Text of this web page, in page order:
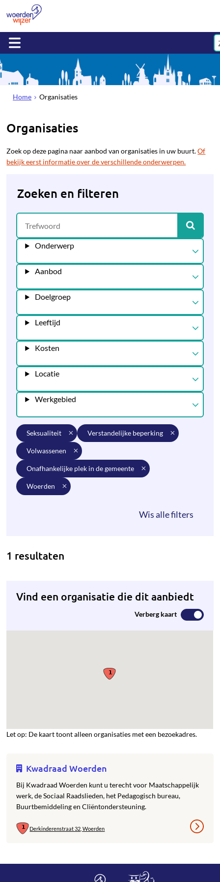
Home Organisaties
Organisaties
Zoek op deze pagina naar aanbod van organisaties in uw buurt.Of
bekijk eerst informatie over de verschillende onderwerpen.
Zoeken en filteren
Onderwerp
Aanbod
Doelgroep
Leeftijd
Kosten
Locatie
Werkgebied
seksualiteit verstandelijke beperking
volwassenen
onafhankelijke plek in de gemeente
woerden
1 resultaten
Vind een organisatie die dit aanbiedt
Verberg kaart
Let op: De kaart toont alleen organisaties met een bezoekadres.
Kwadraad Woerden
Bij Kwadraad Woerden kunt u terecht voor Maatschappelijk
werk, de Sociaal Raadslieden, het Pedagogisch bureau,
Buurtbemiddeling en Cliëntondersteuning.
Derkinderenstraat 32, Woerden